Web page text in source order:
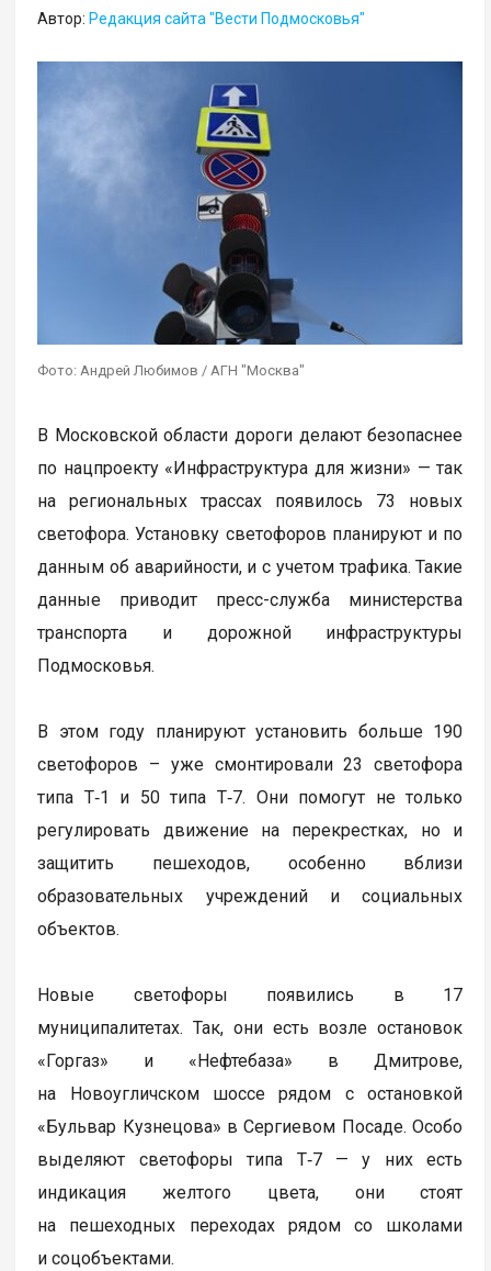
Автор: Редакция сайта "Вести Подмосковья"
Фото: Андрей Любимов / АГН "Москва"
В Московской области дороги делают безопаснее
по нацпроекту «Инфраструктура для жизни» — так
на региональных трассах появилось 73 новых
светофора. Установку светофоров планируют и по
данным об аварийности, и с учетом трафика. Такие
данные приводит пресс-служба министерства
транспорта и дорожной инфраструктуры
Подмосковья.
В этом году планируют установить больше 190
светофоров – уже смонтировали 23 светофора
типа Т‑1 и 50 типа Т‑7. Они помогут не только
регулировать движение на перекрестках, но и
защитить пешеходов, особенно вблизи
образовательных учреждений и социальных
объектов.
Новые светофоры появились в 17
муниципалитетах. Так, они есть возле остановок
«Горгаз» и «Нефтебаза» в Дмитрове,
на Новоугличском шоссе рядом с остановкой
«Бульвар Кузнецова» в Сергиевом Посаде. Особо
выделяют светофоры типа Т‑7 — у них есть
индикация желтого цвета, они стоят
на пешеходных переходах рядом со школами
и соцобъектами.